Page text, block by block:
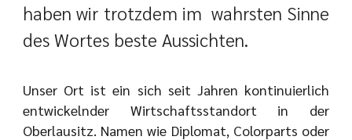
haben wir trotzdem im wahrsten Sinne
des Wortes beste Aussichten.
Unser Ort ist ein sich seit Jahren kontinuierlich
entwickelnder Wirtschaftsstandort in der
Oberlausitz. Namen wie Diplomat, Colorparts oder